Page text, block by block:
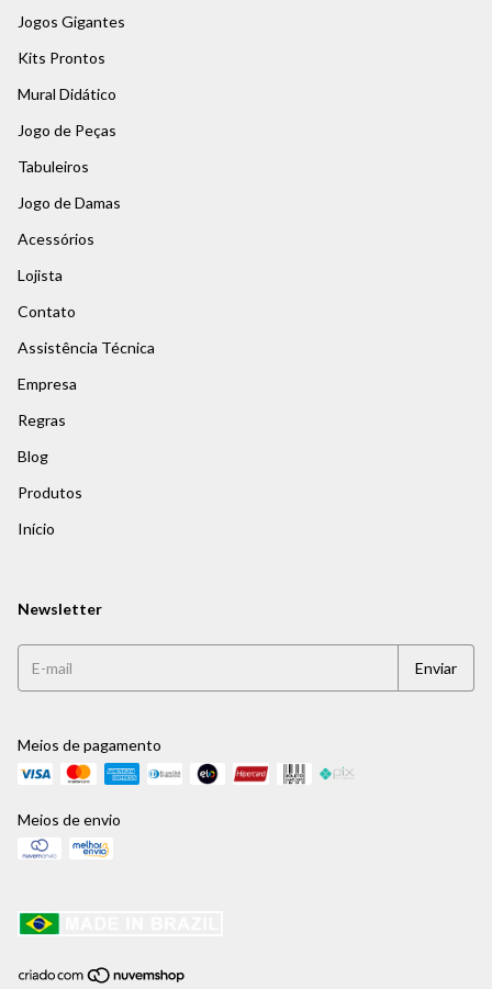
Jogos Gigantes
Kits Prontos
Mural Didático
Jogo de Peças
Tabuleiros
Jogo de Damas
Acessórios
Lojista
Contato
Assistência Técnica
Empresa
Regras
Blog
Produtos
Início
Newsletter
Meios de pagamento
Meios de envio